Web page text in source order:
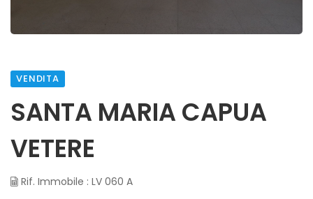
VENDITA
SANTA MARIA CAPUA
VETERE
Rif. Immobile : LV 060 A